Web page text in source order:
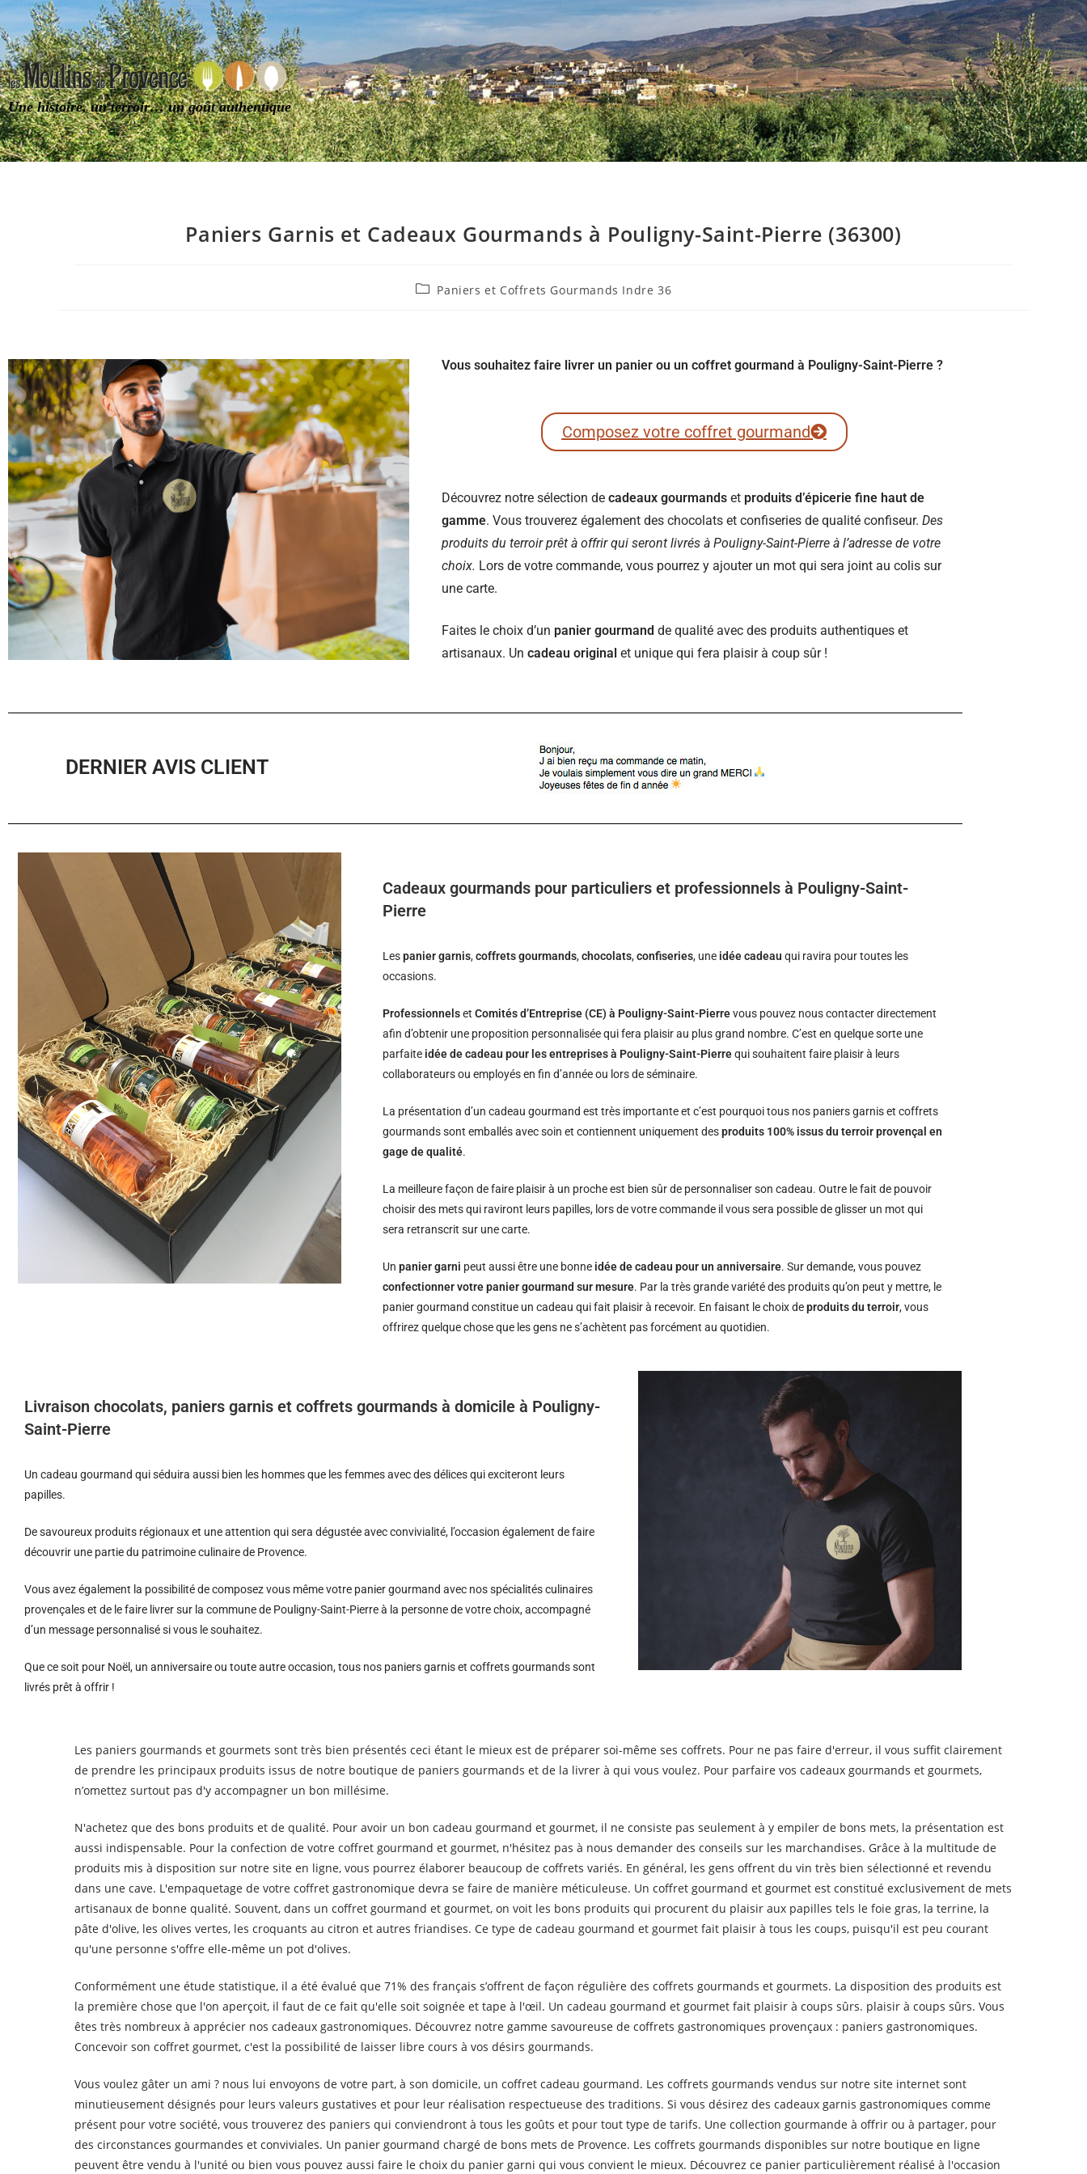
Une histoire, un terroir… un goût authentique
Paniers Garnis et Cadeaux Gourmands à Pouligny-Saint-Pierre (36300)
Paniers et Coffrets Gourmands Indre 36
Vous souhaitez faire livrer un panier ou un coffret gourmand à Pouligny-Saint-Pierre ?
Composez votre coffret gourmand
Découvrez notre sélection de cadeaux gourmands et produits d’épicerie fine haut de
gamme. Vous trouverez également des chocolats et confiseries de qualité confiseur. Des
produits du terroir prêt à offrir qui seront livrés à Pouligny-Saint-Pierre à l’adresse de votre
choix. Lors de votre commande, vous pourrez y ajouter un mot qui sera joint au colis sur
une carte.
Faites le choix d’un panier gourmand de qualité avec des produits authentiques et
artisanaux. Un cadeau original et unique qui fera plaisir à coup sûr !
DERNIER AVIS CLIENT
Cadeaux gourmands pour particuliers et professionnels à Pouligny-Saint-
Pierre
Lespanier garnis,coffrets gourmands,chocolats,confiseries, une idée cadeau qui ravira pour toutes les
occasions.
ProfessionnelsetComités d’Entreprise (CE) à Pouligny-Saint-Pierrevous pouvez nous contacter directement
afin d’obtenir une proposition personnalisée qui fera plaisir au plus grand nombre. C’est en quelque sorte une
parfaite idée de cadeau pour les entreprises à Pouligny-Saint-Pierrequi souhaitent faire plaisir à leurs
collaborateurs ou employés en fin d’année ou lors de séminaire.
La présentation d’un cadeau gourmand est très importante et c’est pourquoi tous nos paniers garnis et coffrets
gourmands sont emballés avec soin et contiennent uniquement desproduits 100% issus du terroir provençal en
gage de qualité.
La meilleure façon de faire plaisir à un proche est bien sûr de personnaliser son cadeau. Outre le fait de pouvoir
choisir des mets qui raviront leurs papilles, lors de votre commande il vous sera possible de glisser un mot qui
sera retranscrit sur une carte.
Unpanier garni peut aussi être une bonne idée de cadeau pour un anniversaire. Sur demande, vous pouvez
confectionner votre panier gourmand sur mesure. Par la très grande variété des produits qu’on peut y mettre, le
panier gourmand constitue un cadeau qui fait plaisir à recevoir. En faisant le choix deproduits du terroir, vous
offrirez quelque chose que les gens ne s’achètent pas forcément au quotidien.
Livraison chocolats, paniers garnis et coffrets gourmands à domicile à Pouligny-
Saint-Pierre
Un cadeau gourmand qui séduira aussi bien les hommes que les femmes avec des délices qui exciteront leurs
papilles.
De savoureux produits régionaux et une attention qui sera dégustée avec convivialité, l’occasion également de faire
découvrir une partie du patrimoine culinaire de Provence.
Vous avez également la possibilité de composez vous même votre panier gourmand avec nos spécialités culinaires
provençales et de le faire livrer sur la commune de Pouligny-Saint-Pierre à la personne de votre choix, accompagné
d’un message personnalisé si vous le souhaitez.
Que ce soit pour Noël, un anniversaire ou toute autre occasion, tous nos paniers garnis et coffrets gourmands sont
livrés prêt à offrir !
Les paniers gourmands et gourmets sont très bien présentés ceci étant le mieux est de préparer soi-même ses coffrets. Pour ne pas faire d'erreur, il vous suffit clairement
de prendre les principaux produits issus de notre boutique de paniers gourmands et de la livrer à qui vous voulez. Pour parfaire vos cadeaux gourmands et gourmets,
n’omettez surtout pas d'y accompagner un bon millésime.
N'achetez que des bons produits et de qualité. Pour avoir un bon cadeau gourmand et gourmet, il ne consiste pas seulement à y empiler de bons mets, la présentation est
aussi indispensable. Pour la confection de votre coffret gourmand et gourmet, n'hésitez pas à nous demander des conseils sur les marchandises. Grâce à la multitude de
produits mis à disposition sur notre site en ligne, vous pourrez élaborer beaucoup de coffrets variés. En général, les gens offrent du vin très bien sélectionné et revendu
dans une cave. L'empaquetage de votre coffret gastronomique devra se faire de manière méticuleuse. Un coffret gourmand et gourmet est constitué exclusivement de mets
artisanaux de bonne qualité. Souvent, dans un coffret gourmand et gourmet, on voit les bons produits qui procurent du plaisir aux papilles tels le foie gras, la terrine, la
pâte d'olive, les olives vertes, les croquants au citron et autres friandises. Ce type de cadeau gourmand et gourmet fait plaisir à tous les coups, puisqu'il est peu courant
qu'une personne s'offre elle-même un pot d'olives.
Conformément une étude statistique, il a été évalué que 71% des français s’offrent de façon régulière des coffrets gourmands et gourmets. La disposition des produits est
la première chose que l'on aperçoit, il faut de ce fait qu'elle soit soignée et tape à l'œil. Un cadeau gourmand et gourmet fait plaisir à coups sûrs. plaisir à coups sûrs. Vous
êtes très nombreux à apprécier nos cadeaux gastronomiques. Découvrez notre gamme savoureuse de coffrets gastronomiques provençaux : paniers gastronomiques.
Concevoir son coffret gourmet, c'est la possibilité de laisser libre cours à vos désirs gourmands.
Vous voulez gâter un ami ? nous lui envoyons de votre part, à son domicile, un coffret cadeau gourmand. Les coffrets gourmands vendus sur notre site internet sont
minutieusement désignés pour leurs valeurs gustatives et pour leur réalisation respectueuse des traditions. Si vous désirez des cadeaux garnis gastronomiques comme
présent pour votre société, vous trouverez des paniers qui conviendront à tous les goûts et pour tout type de tarifs. Une collection gourmande à offrir ou à partager, pour
des circonstances gourmandes et conviviales. Un panier gourmand chargé de bons mets de Provence. Les coffrets gourmands disponibles sur notre boutique en ligne
peuvent être vendu à l'unité ou bien vous pouvez aussi faire le choix du panier garni qui vous convient le mieux. Découvrez ce panier particulièrement réalisé à l'occasion